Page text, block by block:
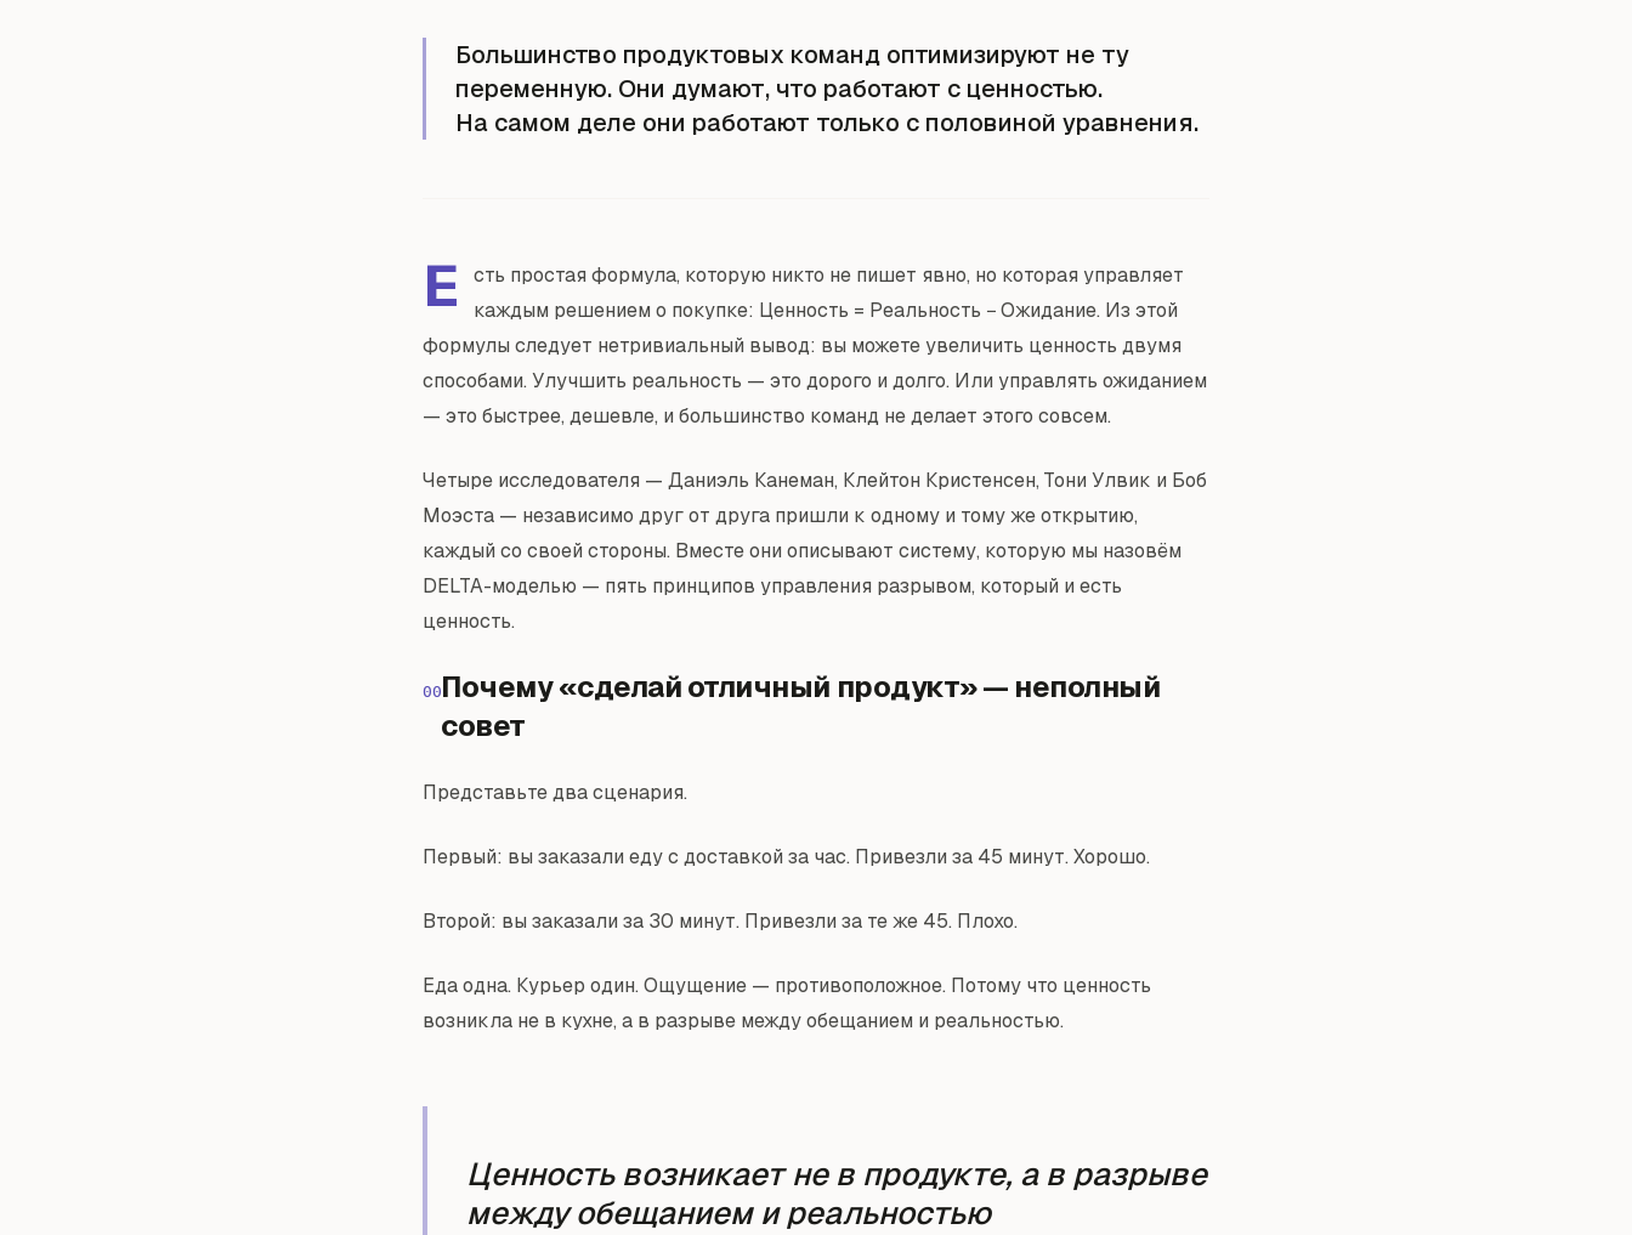
Большинство продуктовых команд оптимизируют не ту
переменную. Они думают, что работают с ценностью.
На самом деле они работают только с половиной уравнения.
Е
сть простая формула, которую никто не пишет явно, но которая управляет
каждым решением о покупке: Ценность = Реальность − Ожидание. Из этой
формулы следует нетривиальный вывод: вы можете увеличить ценность двумя
способами. Улучшить реальность — это дорого и долго. Или управлять ожиданием
— это быстрее, дешевле, и большинство команд не делает этого совсем.
Четыре исследователя — Даниэль Канеман, Клейтон Кристенсен, Тони Улвик и Боб
Моэста — независимо друг от друга пришли к одному и тому же открытию,
каждый со своей стороны. Вместе они описывают систему, которую мы назовём
DELTA-моделью — пять принципов управления разрывом, который и есть
ценность.
00Почему «сделай отличный продукт» — неполный
совет
Представьте два сценария.
Первый: вы заказали еду с доставкой за час. Привезли за 45 минут. Хорошо.
Второй: вы заказали за 30 минут. Привезли за те же 45. Плохо.
Еда одна. Курьер один. Ощущение — противоположное. Потому что ценность
возникла не в кухне, а в разрыве между обещанием и реальностью.
Ценность возникает не в продукте, а в разрыве
между обещанием и реальностью